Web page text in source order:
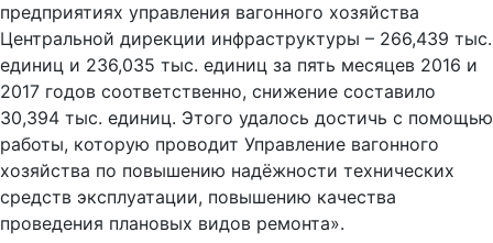
предприятиях управления вагонного хозяйства
Центральной дирекции инфраструктуры – 266,439 тыс.
единиц и 236,035 тыс. единиц за пять месяцев 2016 и
2017 годов соответственно, снижение составило
30,394 тыс. единиц. Этого удалось достичь с помощью
работы, которую проводит Управление вагонного
хозяйства по повышению надёжности технических
средств эксплуатации, повышению качества
проведения плановых видов ремонта».